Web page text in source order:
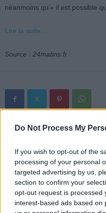
Do Not Process My
If you wish to opt-out of the
processing of your personal
targeted advertising by us,
section to confirm your
opt-out request is processed
interest-based ads based on
néanmoins qu’« il est possible
Lire la suite…
Source : 24matins.fr
Article précédent
pris le problème
suffisamment au sérieux »,
le récit d’un passager à
bord